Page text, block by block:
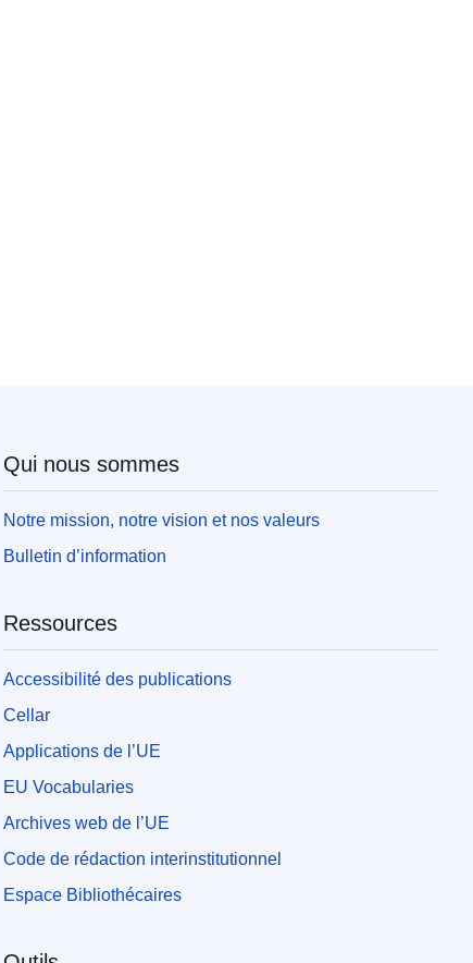
Qui nous sommes
Notre mission, notre vision et nos valeurs
Bulletin d’information
Ressources
Accessibilité des publications
Cellar
Applications de l’UE
EU Vocabularies
Archives web de l’UE
Code de rédaction interinstitutionnel
Espace Bibliothécaires